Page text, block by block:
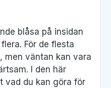
blåsa på insidan
För de flesta
men väntan kan vara
I den här
vad du kan göra för